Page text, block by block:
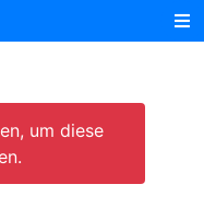
um diese